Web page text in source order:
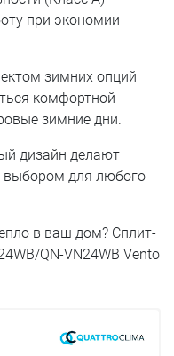
при экономии
зимних опций
комфортной
зимние дни.
дизайн делают
выбором для любого
в ваш дом? Сплит-
QN-VN24WB Vento